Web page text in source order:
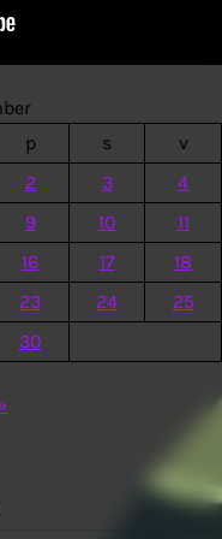
p s
v
2 3
4
9 10
11
16 17
18
23 24
25
30